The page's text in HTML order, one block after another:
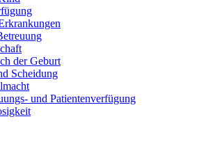
der Geburt
Scheidung
und Patientenverfügung